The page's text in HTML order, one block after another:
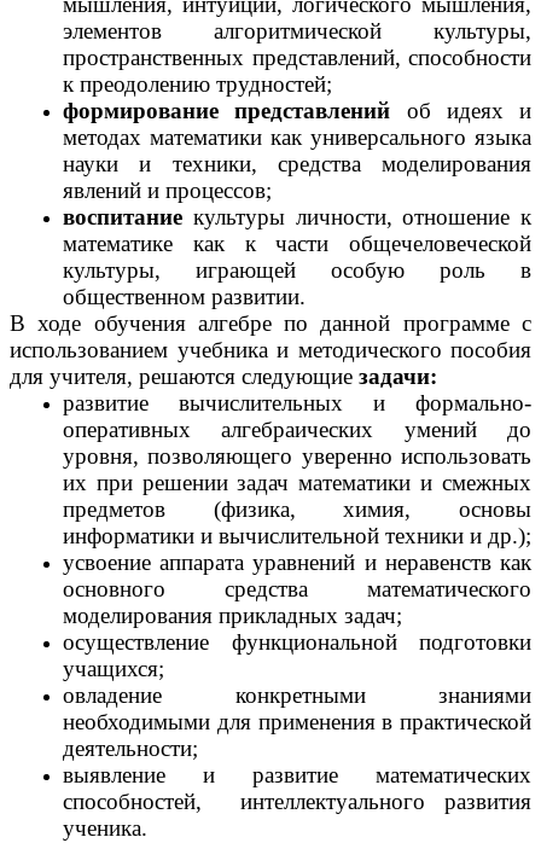
элементов алгоритмической культуры,
пространственных представлений, способности
к преодолению трудностей;
формирование представлений об идеях и
методах математики как универсального языка
науки и техники, средства моделирования
явлений и процессов;
воспитание культуры личности, отношение к
математике как к части общечеловеческой
культуры, играющей особую роль в
общественном развитии.
В ходе обучения алгебре по данной программе с
использованием учебника и методического пособия
для учителя, решаются следующие задачи:
развитие вычислительных и формально-
оперативных алгебраических умений до
уровня, позволяющего уверенно использовать
их при решении задач математики и смежных
предметов (физика, химия, основы
информатики и вычислительной техники и др.);
усвоение аппарата уравнений и неравенств как
основного средства математического
моделирования прикладных задач;
осуществление функциональной подготовки
учащихся;
овладение конкретными знаниями
необходимыми для применения в практической
деятельности;
выявление и развитие математических
способностей, интеллектуального развития
ученика.